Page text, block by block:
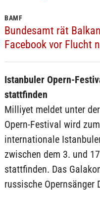
BAMF
Bundesamt rät
Facebook vor Flucht
Istanbuler Opern-
stattfinden
Milliyet meldet unter
Opern-Festival wird
internationale
zwischen dem 3. und
stattfinden. Das
russische Opernsänger